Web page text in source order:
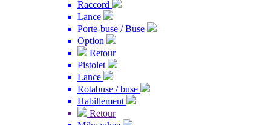
Raccord
Lance
Porte-buse / Buse
Option
Retour
Pistolet
Lance
Rotabuse / buse
Habillement
Retour